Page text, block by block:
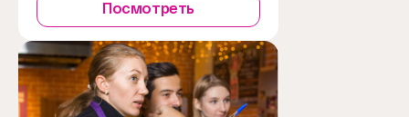
Посмотреть